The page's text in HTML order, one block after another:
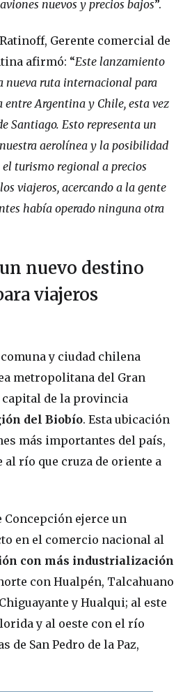
nuevos y precios bajos”.
Gerente comercial de
afirmó: “Este lanzamiento
nueva ruta internacional para
entre Argentina y Chile, esta vez
Santiago. Esto representa un
aerolínea y la posibilidad
turismo regional a precios
viajeros, acercando a la gente
había operado ninguna otra
nuevo destino
viajeros
y ciudad chilena
metropolitana del Gran
capital de la provincia
del Biobío. Esta ubicación
más importantes del país,
al río que cruza de oriente a
Concepción ejerce un
en el comercio nacional al
con más industrialización
con Hualpén, Talcahuano
y Hualqui; al este
y al oeste con el río
de San Pedro de la Paz,